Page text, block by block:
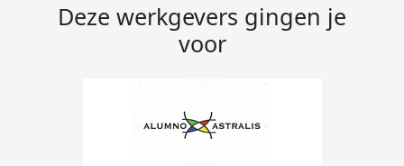
Deze werkgevers gingen je
voor